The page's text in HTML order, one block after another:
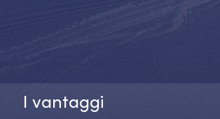
I vantaggi